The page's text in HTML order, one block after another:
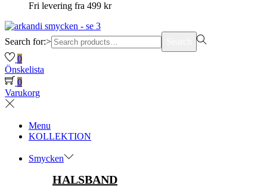
Fri levering fra 499 kr
Search for:>
0
Önskelista
0
Varukorg
Menu
KOLLEKTION
Smycken
HALSBAND